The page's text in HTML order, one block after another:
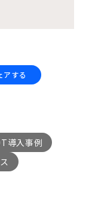
アする
導入事例